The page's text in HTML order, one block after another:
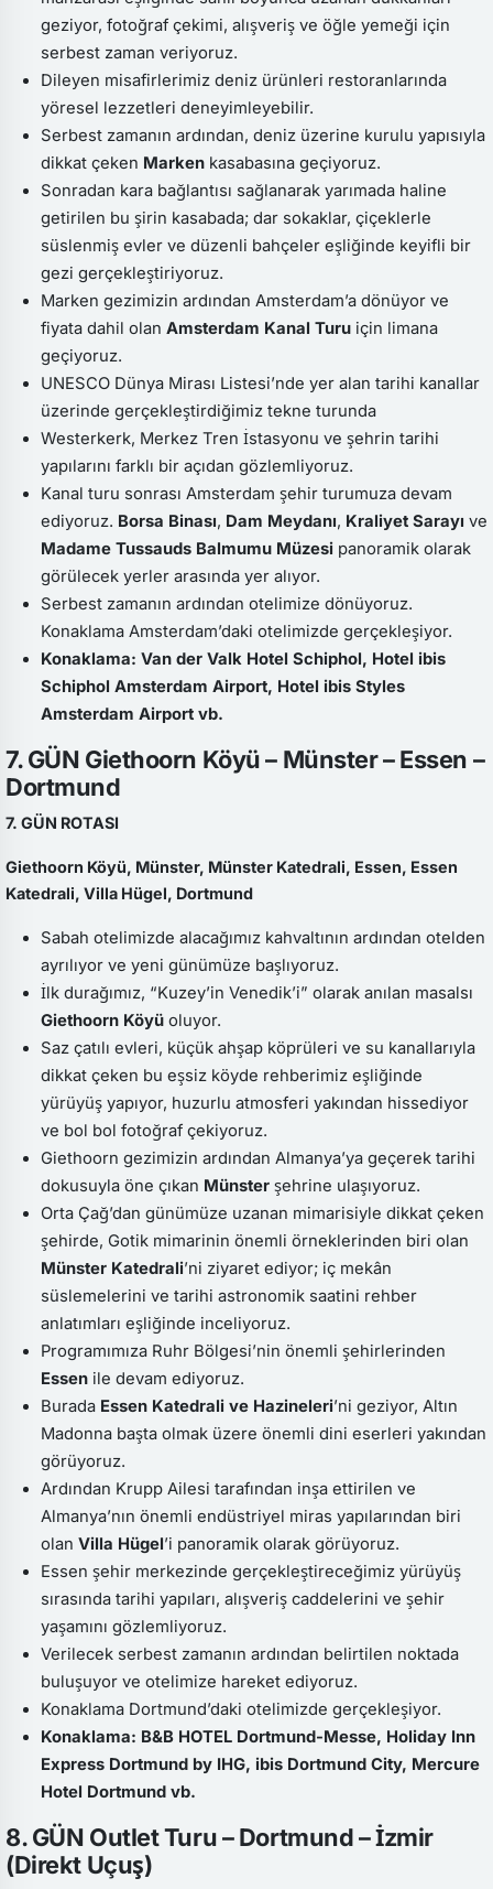
geziyor, fotoğraf çekimi, alışveriş ve öğle yemeği için
serbest zaman veriyoruz.
Dileyen misafirlerimiz deniz ürünleri restoranlarında
yöresel lezzetleri deneyimleyebilir.
Serbest zamanın ardından, deniz üzerine kurulu yapısıyla
dikkat çeken Marken kasabasına geçiyoruz.
Sonradan kara bağlantısı sağlanarak yarımada haline
getirilen bu şirin kasabada; dar sokaklar, çiçeklerle
süslenmiş evler ve düzenli bahçeler eşliğinde keyifli bir
gezi gerçekleştiriyoruz.
Marken gezimizin ardından Amsterdam’a dönüyor ve
fiyata dahil olan Amsterdam Kanal Turu için limana
geçiyoruz.
UNESCO Dünya Mirası Listesi’nde yer alan tarihi kanallar
üzerinde gerçekleştirdiğimiz tekne turunda
Westerkerk, Merkez Tren İstasyonu ve şehrin tarihi
yapılarını farklı bir açıdan gözlemliyoruz.
Kanal turu sonrası Amsterdam şehir turumuza devam
ediyoruz. Borsa Binası, Dam Meydanı, Kraliyet Sarayı ve
Madame Tussauds Balmumu Müzesi panoramik olarak
görülecek yerler arasında yer alıyor.
Serbest zamanın ardından otelimize dönüyoruz.
Konaklama Amsterdam’daki otelimizde gerçekleşiyor.
Konaklama: Van der Valk Hotel Schiphol, Hotel ibis
Schiphol Amsterdam Airport, Hotel ibis Styles
Amsterdam Airport vb.
7. GÜN Giethoorn Köyü – Münster – Essen –
Dortmund
7. GÜN ROTASI
Giethoorn Köyü, Münster, Münster Katedrali, Essen, Essen
Katedrali, Villa Hügel, Dortmund
Sabah otelimizde alacağımız kahvaltının ardından otelden
ayrılıyor ve yeni günümüze başlıyoruz.
İlk durağımız, “Kuzey’in Venedik’i” olarak anılan masalsı
Giethoorn Köyü oluyor.
Saz çatılı evleri, küçük ahşap köprüleri ve su kanallarıyla
dikkat çeken bu eşsiz köyde rehberimiz eşliğinde
yürüyüş yapıyor, huzurlu atmosferi yakından hissediyor
ve bol bol fotoğraf çekiyoruz.
Giethoorn gezimizin ardından Almanya’ya geçerek tarihi
dokusuyla öne çıkan Münster şehrine ulaşıyoruz.
Orta Çağ’dan günümüze uzanan mimarisiyle dikkat çeken
şehirde, Gotik mimarinin önemli örneklerinden biri olan
Münster Katedrali’ni ziyaret ediyor; iç mekân
süslemelerini ve tarihi astronomik saatini rehber
anlatımları eşliğinde inceliyoruz.
Programımıza Ruhr Bölgesi’nin önemli şehirlerinden
Essen ile devam ediyoruz.
Burada Essen Katedrali ve Hazineleri’ni geziyor, Altın
Madonna başta olmak üzere önemli dini eserleri yakından
görüyoruz.
Ardından Krupp Ailesi tarafından inşa ettirilen ve
Almanya’nın önemli endüstriyel miras yapılarından biri
olan Villa Hügel’i panoramik olarak görüyoruz.
Essen şehir merkezinde gerçekleştireceğimiz yürüyüş
sırasında tarihi yapıları, alışveriş caddelerini ve şehir
yaşamını gözlemliyoruz.
Verilecek serbest zamanın ardından belirtilen noktada
buluşuyor ve otelimize hareket ediyoruz.
Konaklama Dortmund’daki otelimizde gerçekleşiyor.
Konaklama: B&B HOTEL Dortmund-Messe, Holiday Inn
Express Dortmund by IHG, ibis Dortmund City, Mercure
Hotel Dortmund vb.
8. GÜN Outlet Turu – Dortmund – İzmir
(Direkt Uçuş)